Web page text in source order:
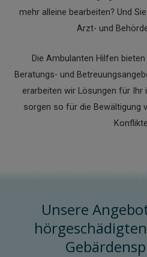
mehr alleine bearbeiten? Und
Arzt- und
Die Ambulanten Hilfen
Beratungs- und
erarbeiten wir Lösungen für Ihr
sorgen so für die Bewältigung
Unsere